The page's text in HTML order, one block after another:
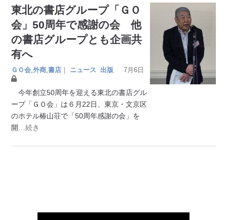
東北の書店グループ「ＧＯ
会」50周年で感謝の会 他
の書店グループとも企画共
有へ
ＧＯ会 ,外商 ,書店 ｜ ニュース 出版 7月6日
今年創立50周年を迎える東北の書店グル
ープ「ＧＯ会」は６月22日、東京・文京区
のホテル椿山荘で「50周年感謝の会」を
開 …続き